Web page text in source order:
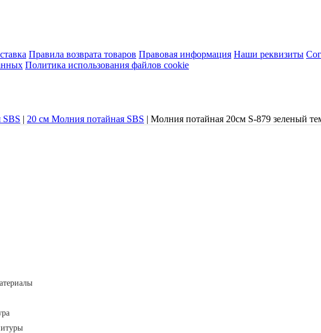
Правила возврата товаров Правовая информация Наши реквизиты
Политика использования файлов cookie
| 20 см Молния потайная SBS | Молния потайная 20см S-879 зеленый